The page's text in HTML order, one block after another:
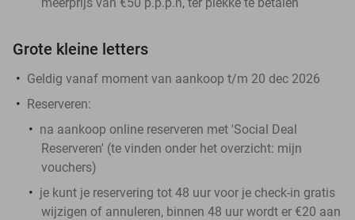
Grote kleine letters
Geldig vanaf moment van aankoop t/m 20 dec 2026
Reserveren:
na aankoop online reserveren met 'Social Deal
Reserveren' (te vinden onder het overzicht: mijn
vouchers)
je kunt je reservering tot 48 uur voor je check-in gratis
wijzigen of annuleren, binnen 48 uur wordt er €20 aan